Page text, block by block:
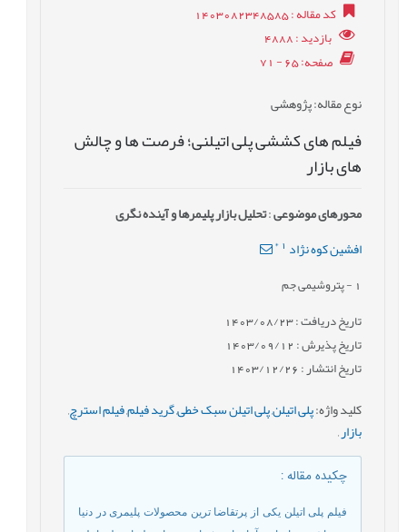
کد مقاله: 1403082348585
بازدید: 4888
صفحه: 65 - 71
نوع مقاله: پژوهشی
فیلم های کششی پلی اتیلنی؛ فرصت ها و چالش
های بازار
محورهای موضوعی:تحلیل بازار پلیمرها و آینده نگری
افشین کوه نژاد *
- پتروشیمی جم
تاریخ دریافت : 1403/08/23
تاریخ پذیرش : 1403/09/12
تاریخ انتشار : 1403/12/26
کلید واژه:پلی اتیلن,پلی اتیلن سبک خطی,گرید فیلم,فیلم استرچ,
بازار,
چکیده مقاله:
فیلم پلی اتیلن یکی از پرتقاضا ترین محصولات پلیمری در دنیا